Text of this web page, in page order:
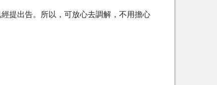
提出告。所以，可放心去調解，不用擔心